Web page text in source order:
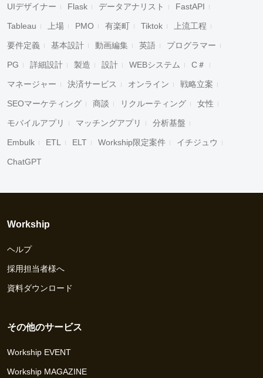
UIデザイナー Flask データアナリスト FastAPI
Tableau 上場 PMO 有楽町 Tiktok 上流工程
要件定義 基本設計 動画編集 英語 プログラマー
PG 詳細設計 製造 設計 WEBシステム C＃
マネージャー 決済サービス オンライン 戦略立案
SEOマーケティング 商談 リクルーティング 女性
モバイルアプリ マッチングアプリ 分析基盤
Embulk ETL ELT Workship限定案件 イチジュウ
ChatGPT
Workship
ヘルプ
採用担当者様へ
資料ダウンロード
その他のサービス
Workship EVENT
Workship MAGAZINE